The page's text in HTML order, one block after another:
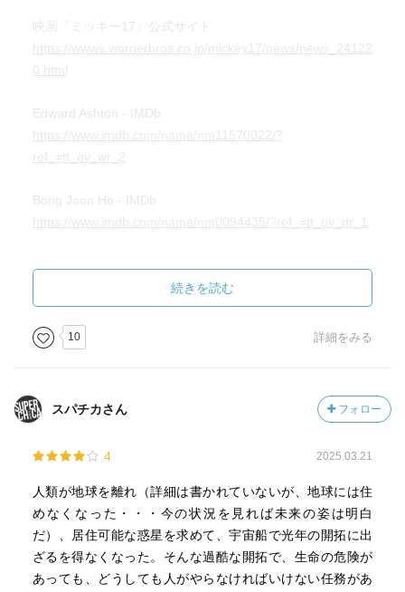
映画『ミッキー17』公式サイト
Edward Ashton - IMDb
Bong Joon Ho - IMDb
リ・SF・海外文学・ノンフィクションの世界へ
https://www.hayakawa-online.co.jp/shop/g/g0000012395/
続きを読む
10 詳細をみる
スパチカさん フォロー
4 2025.03.21
人類が地球を離れ（詳細は書かれていないが、地球には住
めなくなった・・・今の状況を見れば未来の姿は明白
だ）、居住可能な惑星を求めて、宇宙船で光年の開拓に出
ざるを得なくなった。そんな過酷な開拓で、生命の危険が
あっても、どうしても人がやらなければいけない任務があ